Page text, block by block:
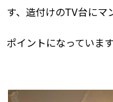
す、造付けのTV台にマ
ポイントになっていま